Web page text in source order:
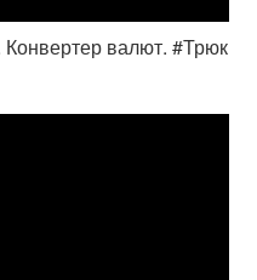
валют. #Трюк